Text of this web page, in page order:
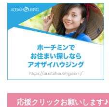
応援クリックお願いします♪